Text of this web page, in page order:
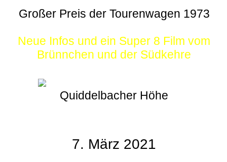
Großer Preis der Tourenwagen 1973
Neue Infos und ein Super 8 Film vom
Brünnchen und der Südkehre
Quiddelbacher Höhe
7. März 2021